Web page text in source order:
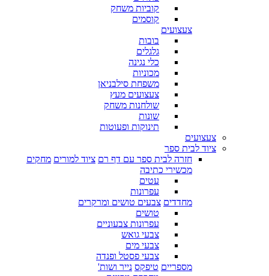
קוביות משחק
קוסמים
צעצועים
בובות
גלגלים
כלי נגינה
מכוניות
משפחת סילבניאן
צעצועים מעץ
שולחנות משחק
שונות
תינוקות ופעוטות
צעצועים
ציוד לבית ספר
חזרה לבית ספר עם דף רם ציוד למורים מחקים
מכשירי כתיבה
עטים
עפרונות
מחדדים צבעים טושים ומרקרים
טושים
עפרונות צבעוניים
צבעי גואש
צבעי מים
צבעי פסטל ופנדה
מספריים טיפקס נייר ושות'